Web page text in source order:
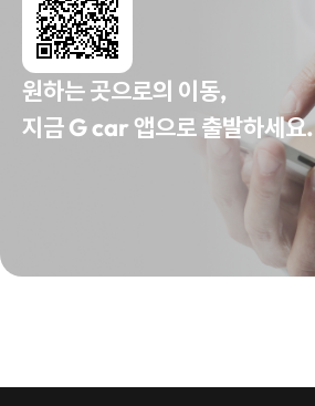
원하는 곳으로의 이동,
지금 G car 앱으로 출발하세요.